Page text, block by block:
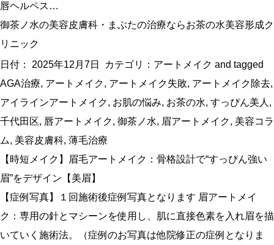
唇ヘルペス…
御茶ノ水の美容皮膚科・まぶたの治療ならお茶の水美容形成ク
リニック
日付： 2025年12月7日 カテゴリ： アートメイク and tagged
AGA治療, アートメイク, アートメイク失敗, アートメイク除去,
アイラインアートメイク, お肌の悩み, お茶の水, すっぴん美人 ,
千代田区, 唇アートメイク, 御茶ノ水, 眉アートメイク, 美容コラ
ム, 美容皮膚科, 薄毛治療
【時短メイク】眉毛アートメイク：骨格設計で“すっぴん強い
眉”をデザイン【美眉】
【症例写真】１回施術後症例写真となります 眉アートメイ
ク：専用の針とマシーンを使用し、肌に直接色素を入れ眉を描
いていく施術法。（症例のお写真は他院修正の症例となりま